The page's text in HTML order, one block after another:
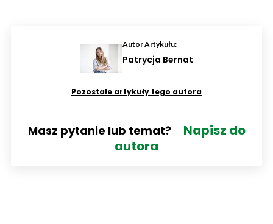
Autor Artykułu:
Patrycja Bernat
Pozostałe artykuły tego autora
Masz pytanie lub temat?
Napisz do
autora